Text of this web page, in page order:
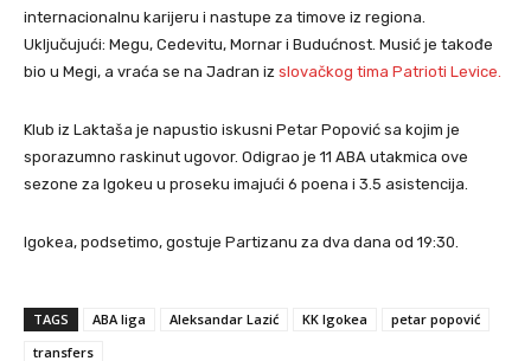
internacionalnu karijeru i nastupe za timove iz regiona.
Uključujući: Megu, Cedevitu, Mornar i Budućnost. Musić je takođe
bio u Megi, a vraća se na Jadran iz slovačkog tima Patrioti Levice.
Klub iz Laktaša je napustio iskusni Petar Popović sa kojim je
sporazumno raskinut ugovor. Odigrao je 11 ABA utakmica ove
sezone za Igokeu u proseku imajući 6 poena i 3.5 asistencija.
Igokea, podsetimo, gostuje Partizanu za dva dana od 19:30.
TAGS ABA liga Aleksandar Lazić KK Igokea
petar popović
transfers